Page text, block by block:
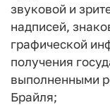
звуковой и
надписей,
графической
получения
выполненными
Брайля;